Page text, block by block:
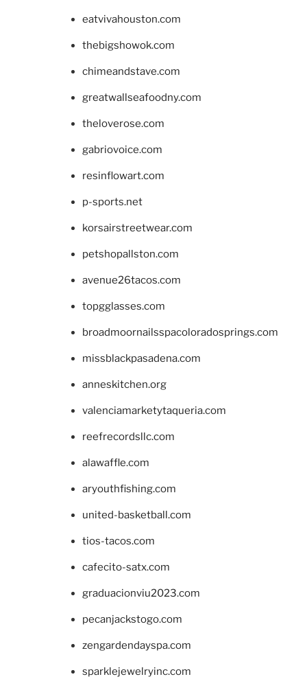
eatvivahouston.com
thebigshowok.com
chimeandstave.com
greatwallseafoodny.com
theloverose.com
gabriovoice.com
resinflowart.com
p-sports.net
korsairstreetwear.com
petshopallston.com
avenue26tacos.com
topgglasses.com
broadmoornailsspacoloradosprings.com
missblackpasadena.com
anneskitchen.org
valenciamarketytaqueria.com
reefrecordsllc.com
alawaffle.com
aryouthfishing.com
united-basketball.com
tios-tacos.com
cafecito-satx.com
graduacionviu2023.com
pecanjackstogo.com
zengardendayspa.com
sparklejewelryinc.com